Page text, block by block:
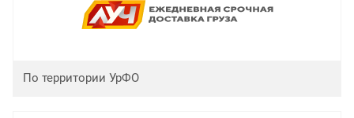
По территории УрФО